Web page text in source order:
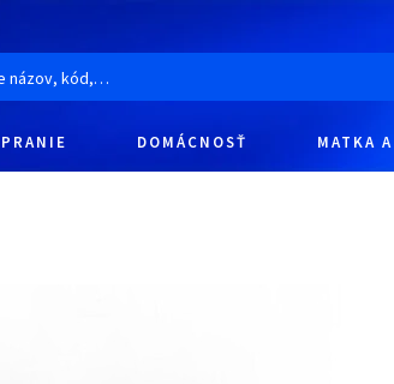
PRANIE DOMÁCNOSŤ MATKA